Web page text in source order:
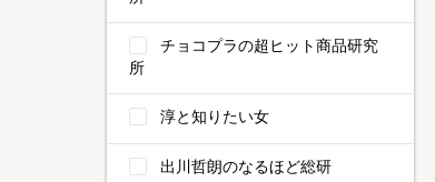
チョコプラの超ヒット商品研究
所
淳と知りたい女
出川哲朗のなるほど総研